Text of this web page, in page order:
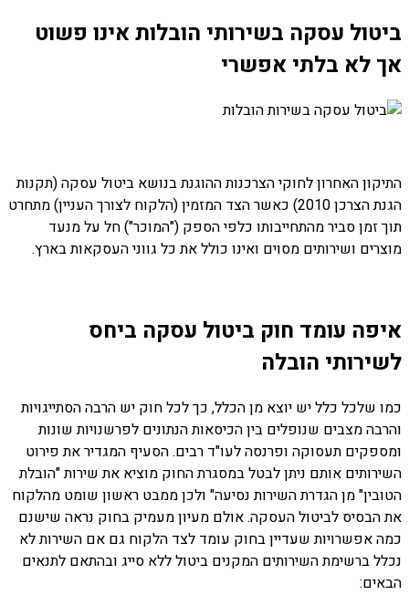
ביטול עסקה בשירותי הובלות אינו פשוט
אך לא בלתי אפשרי
התיקון האחרון לחוקי הצרכנות ההוגנת בנושא ביטול עסקה (תקנות
הגנת הצרכן 2010) כאשר הצד המזמין (הלקוח לצורך העניין) מתחרט
תוך זמן סביר מהתחייבותו כלפי הספק ("המוכר") חל על מנעד
מוצרים ושירותים מסוים ואינו כולל את כל גווני העסקאות בארץ.
איפה עומד חוק ביטול עסקה ביחס
לשירותי הובלה
כמו שלכל כלל יש יוצא מן הכלל, כך לכל חוק יש הרבה הסתייגויות
והרבה מצבים שנופלים בין הכיסאות הנתונים לפרשנויות שונות
ומספקים תעסוקה ופרנסה לעו"ד רבים. הסעיף המגדיר את פירוט
השירותים אותם ניתן לבטל במסגרת החוק מוציא את שירות "הובלת
הטובין" מן הגדרת השירות נסיעה" ולכן ממבט ראשון שומט מהלקוח
את הבסיס לביטול העסקה. אולם מעיון מעמיק בחוק נראה שישנם
כמה אפשרויות שעדיין בחוק עומד לצד הלקוח גם אם השירות לא
נכלל ברשימת השירותים המקנים ביטול ללא סייג ובהתאם לתנאים
הבאים: